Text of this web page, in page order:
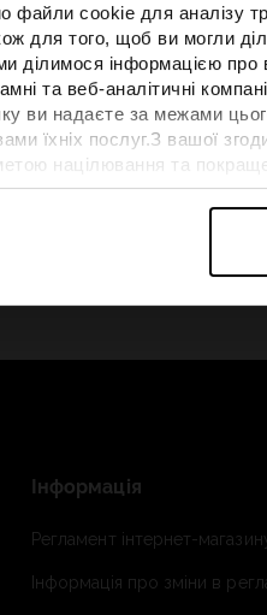
файли cookie для аналізу
для того, щоб ви могли
ділимося інформацією
та веб-аналітичні
ви надаєте за межами
їхніх послуг.З вашої
націлювання та
та вдосконалення
можна знайти в нашій
колекція 4F для тенісу та
Спортивна
із сучасним стилем
Інформація
Регламент інтернет-
Інформація про зміни в